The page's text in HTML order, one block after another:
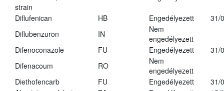
strain
Diflufenican HB Engedélyezett
31/
Diflubenzuron
IN
Nem
engedélyezett
Difenoconazole
FU Engedélyezett
31/
Difenacoum
RO
Nem
engedélyezett
Diethofencarb
FU Engedélyezett
31/